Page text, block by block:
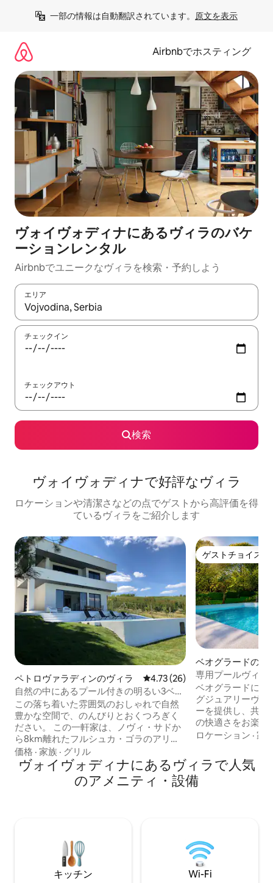
一部の情報は自動翻訳されています。 原文を表示
Airbnbでホスティング
ヴォイヴォディナにあるヴィラのバケ
ーションレンタル
Airbnbでユニークなヴィラを検索・予約しよう
エリア
検索結果が表示されたら、上下の矢印キーを使って移動するか
チェックイン
チェックアウト
検索
ヴォイヴォディナで好評なヴィラ
ロケーションや清潔さなどの点でゲストから高評価を得
ているヴィラをご紹介します
ペトロヴァラディンのヴィラ レビュー26件、5つ星中4.73つ
4.73 (26)
自然の中にあるプール付きの明るい3ベッ
ドルームヴィラ
この落ち着いた雰囲気のおしゃれで自然
豊かな空間で、のんびりとおくつろぎく
ださい。 この一軒家は、ノヴィ・サドか
ら8km離れたフルシュカ・ゴラのアリベ
ゴヴァツ集落にあり、1.5kmのマカダム道
路を経由してアクセスできます。 美しい
パノラマビューを楽しみながら、自然を
満喫できる最高の場所です。 大人と6歳
たしております。 ご不明な点がございま
したら、お気軽にご連絡ください。🙂
価格 · 家族 · グリル
ゲストチョイス
ゲストチョイス
ベオグラードのヴ
専用プールヴィラ
全なプライバシー
ベオグラードにあ
グジュアリーヴィ
ーを提供し、共有
の快適さをお楽し
中心部からわずか
まれたアヴァラ
ライベートヤー
る2つの独立した
ロケーション ·家
ヴォイヴォディナにあるヴィラで人気
のアメニティ・設備
キッチン Wi-Fi